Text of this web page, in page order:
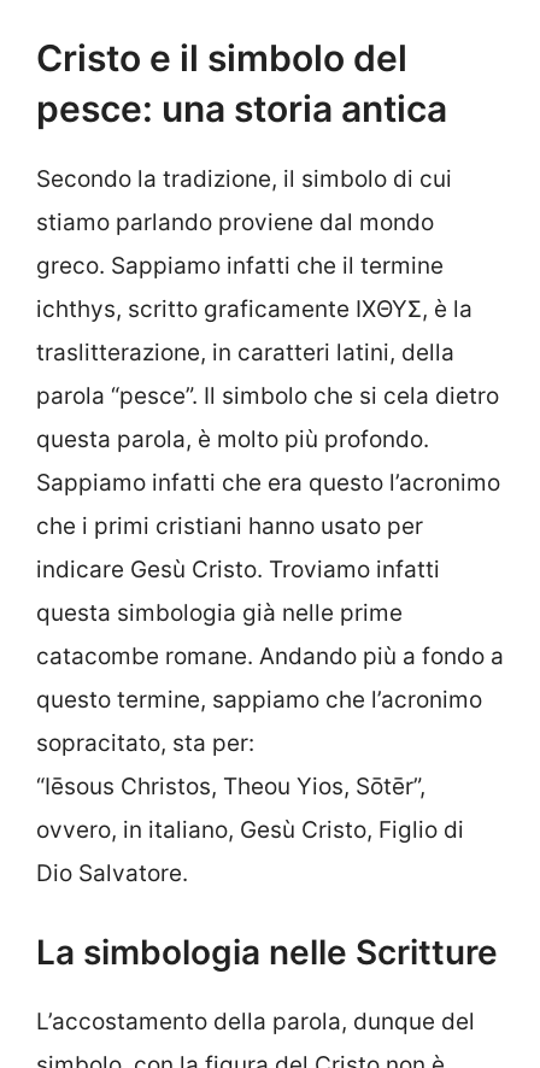
Cristo e il simbolo del
pesce: una storia antica
Secondo la tradizione, il simbolo di cui
stiamo parlando proviene dal mondo
greco. Sappiamo infatti che il termine
ichthys, scritto graficamente ΙΧΘΥΣ, è la
traslitterazione, in caratteri latini, della
parola “pesce”. Il simbolo che si cela dietro
questa parola, è molto più profondo.
Sappiamo infatti che era questo l’acronimo
che i primi cristiani hanno usato per
indicare Gesù Cristo. Troviamo infatti
questa simbologia già nelle prime
catacombe romane. Andando più a fondo a
questo termine, sappiamo che l’acronimo
sopracitato, sta per:
“Iēsous Christos, Theou Yios, Sōtēr”,
ovvero, in italiano, Gesù Cristo, Figlio di
Dio Salvatore.
La simbologia nelle Scritture
L’accostamento della parola, dunque del